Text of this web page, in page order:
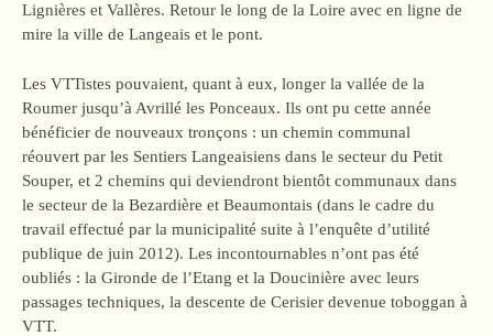
Lignières et Vallères. Retour le long de la Loire avec en ligne de
mire la ville de Langeais et le pont.
Les VTTistes pouvaient, quant à eux, longer la vallée de la
Roumer jusqu’à Avrillé les Ponceaux. Ils ont pu cette année
bénéficier de nouveaux tronçons : un chemin communal
réouvert par les Sentiers Langeaisiens dans le secteur du Petit
Souper, et 2 chemins qui deviendront bientôt communaux dans
le secteur de la Bezardière et Beaumontais (dans le cadre du
travail effectué par la municipalité suite à l’enquête d’utilité
publique de juin 2012). Les incontournables n’ont pas été
oubliés : la Gironde de l’Etang et la Doucinière avec leurs
passages techniques, la descente de Cerisier devenue toboggan à
VTT.